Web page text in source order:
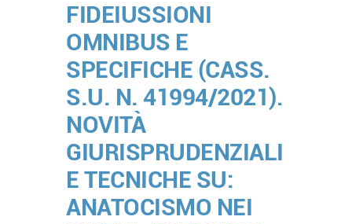
FIDEIUSSIONI
OMNIBUS E
SPECIFICHE (CASS.
S.U. N. 41994/2021).
NOVITÀ
GIURISPRUDENZIALI
E TECNICHE SU:
ANATOCISMO NEI